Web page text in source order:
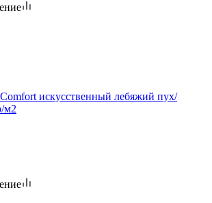
искусcтвенный лебяжий пух/
м2